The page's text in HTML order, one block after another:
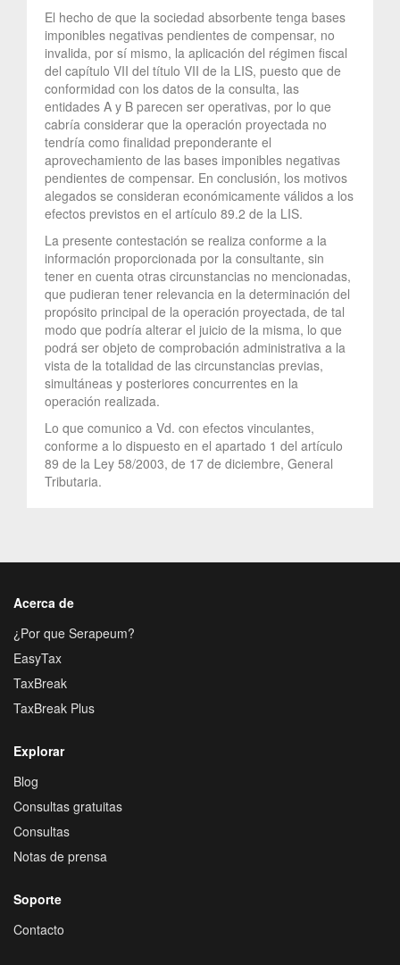
El hecho de que la sociedad absorbente tenga bases
imponibles negativas pendientes de compensar, no
invalida, por sí mismo, la aplicación del régimen fiscal
del capítulo VII del título VII de la LIS, puesto que de
conformidad con los datos de la consulta, las
entidades A y B parecen ser operativas, por lo que
cabría considerar que la operación proyectada no
tendría como finalidad preponderante el
aprovechamiento de las bases imponibles negativas
pendientes de compensar. En conclusión, los motivos
alegados se consideran económicamente válidos a los
efectos previstos en el artículo 89.2 de la LIS.
La presente contestación se realiza conforme a la
información proporcionada por la consultante, sin
tener en cuenta otras circunstancias no mencionadas,
que pudieran tener relevancia en la determinación del
propósito principal de la operación proyectada, de tal
modo que podría alterar el juicio de la misma, lo que
podrá ser objeto de comprobación administrativa a la
vista de la totalidad de las circunstancias previas,
simultáneas y posteriores concurrentes en la
operación realizada.
Lo que comunico a Vd. con efectos vinculantes,
conforme a lo dispuesto en el apartado 1 del artículo
89 de la Ley 58/2003, de 17 de diciembre, General
Tributaria.
Acerca de
¿Por que Serapeum?
EasyTax
TaxBreak
TaxBreak Plus
Explorar
Blog
Consultas gratuitas
Consultas
Notas de prensa
Soporte
Contacto